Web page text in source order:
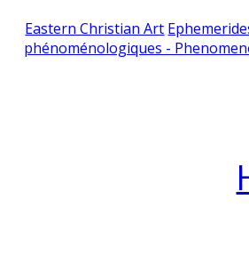
Eastern Christian Art
phénoménologiques -